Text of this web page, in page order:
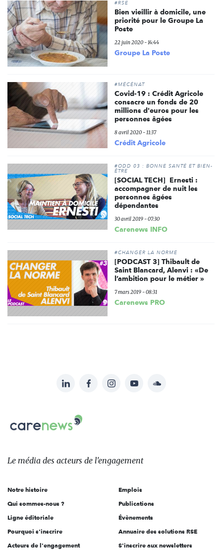
#RSE
Bien vieillir à domicile, une
priorité pour le Groupe La
Poste
22 juin 2020 - 14:44
Groupe La Poste
#MÉCÉNAT
Covid-19 : Crédit Agricole
consacre un fonds de 20
millions d'euros pour les
personnes âgées
8 avril 2020 - 11:37
Crédit Agricole
#ODD 03 : BONNE SANTÉ ET BIEN-
ÊTRE
[SOCIAL TECH] Ernesti :
accompagner de nuit les
personnes âgées
dépendantes
30 avril 2019 - 07:30
Carenews INFO
#CHANGER LA NORME
[PODCAST 3] Thibault de
Saint Blancard, Alenvi : «De
l’ambition pour le métier »
7 mars 2019 - 08:31
Carenews PRO
sur:
LinkedInFacebookInstagramYouTubeSoundcloud
Le
des
l'engagement
Le média des acteurs de l'engagement
Notre histoire
Qui sommes-nous ?
Ligne éditoriale
Pourquoi s'inscrire
Acteurs de l'engagement
Emplois
Publications
Évènements
Annuaire des solutions RSE
S'inscrire aux newsletters